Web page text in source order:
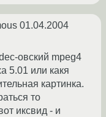
01.04.2004
овский mpeg4
5.01 или какя
картинка.
то
иксвид - и